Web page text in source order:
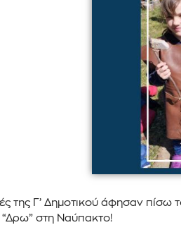
της Γ’ Δημοτικού άφησαν
“Δρω” στη Ναύπακτο!